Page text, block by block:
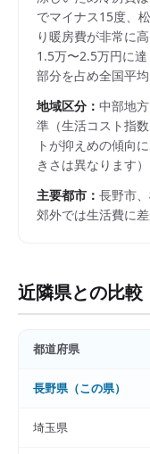
でマイナス15度、
り暖房費が非常に
1.5万〜2.5万円に
部分を占め全国平均
地域区分： 中部地
準（生活コスト指
トが抑えめの傾向に
きさは異なります）
主要都市： 長野市
郊外では生活費に差
近隣県との比較
都道府県
長野県（この県）
埼玉県